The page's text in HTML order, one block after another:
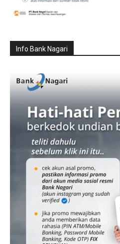
Info Bank Nagari